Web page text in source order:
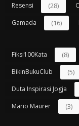
Resensi (28)
Gamada (16)
Fiksi100Kata (8)
BikinBukuClub (5)
Duta Inspirasi Jogja
Mario Maurer (3)